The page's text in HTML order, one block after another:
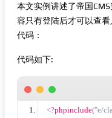
本文实例讲述了帝国
容只有登陆后才可以查
代码：
代码如下:
<?phpinclude("e/